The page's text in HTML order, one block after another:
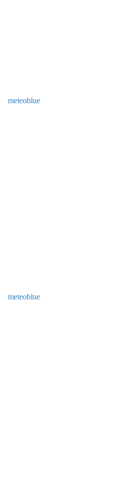
meteoblue
meteoblue